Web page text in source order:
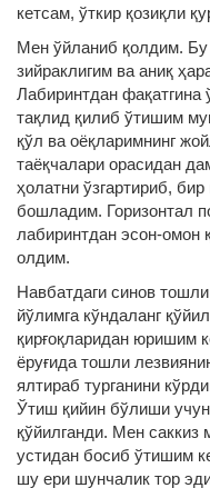
кетсам, ўткир қозиқли
Мен ўйланиб қолдим. Бу
зийраклигим ва аниқ
Лабиринтдан фақатгина
тақлид қилиб ўтишим
қўл ва оёқларимнинг
таёқчалари орасидан
ҳолатни ўзгартириб,
бошладим. Горизонтал
лабиринтдан эсон-омон
олдим.
Навбатдаги синов
йўлимга кўндаланг
қирғоқларидан юришим
ёруғида тошли
ялтираб турганини
Ўтиш қийин бўлиши
қўйилганди. Мен саккиз
устидан босиб ўтишим
шу ери шунчалик тор